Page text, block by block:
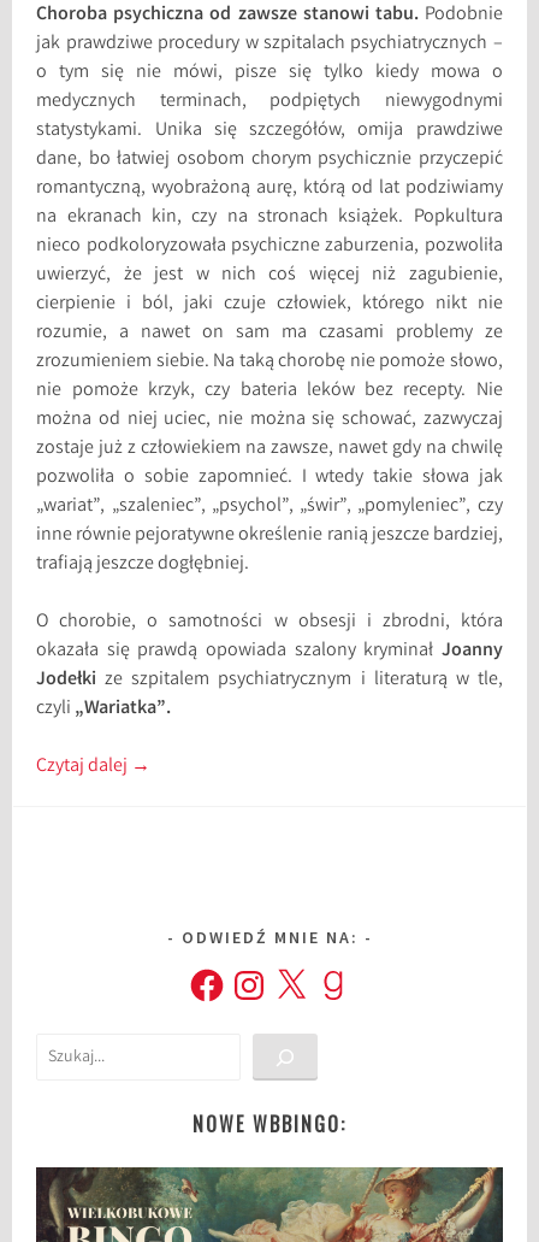
Choroba psychiczna od zawsze stanowi tabu.Podobnie
jak prawdziwe procedury w szpitalach psychiatrycznych –
o tym się nie mówi, pisze się tylko kiedy mowa o
medycznych terminach, podpiętych niewygodnymi
statystykami. Unika się szczegółów, omija prawdziwe
dane, bo łatwiej osobom chorym psychicznie przyczepić
romantyczną, wyobrażoną aurę, którą od lat podziwiamy
na ekranach kin, czy na stronach książek. Popkultura
nieco podkoloryzowała psychiczne zaburzenia, pozwoliła
uwierzyć, że jest w nich coś więcej niż zagubienie,
cierpienie i ból, jaki czuje człowiek, którego nikt nie
rozumie, a nawet on sam ma czasami problemy ze
zrozumieniem siebie. Na taką chorobę nie pomoże słowo,
nie pomoże krzyk, czy bateria leków bez recepty. Nie
można od niej uciec, nie można się schować, zazwyczaj
zostaje już z człowiekiem na zawsze, nawet gdy na chwilę
pozwoliła o sobie zapomnieć. I wtedy takie słowa jak
„wariat”, „szaleniec”, „psychol”, „świr”, „pomyleniec”, czy
inne równie pejoratywne określenie ranią jeszcze bardziej,
trafiają jeszcze dogłębniej.
O chorobie, o samotności w obsesji i zbrodni, która
okazała się prawdą opowiada szalony kryminał Joanny
Jodełki ze szpitalem psychiatrycznym i literaturą w tle,
czyli „Wariatka”.
Czytaj dalej →
ODWIEDŹ MNIE NA:
FacebookInstagram
X Goodreads
Szukaj
NOWE WBBINGO: